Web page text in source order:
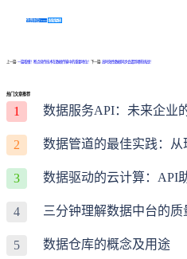
免费体验Demo 咨询方案
上一篇: 一篇看懂！断点续传技术在数据传输中的重要地位！ 下一篇: 高时效性数据同步会遇到哪些挑战！
热门文章推荐
1 数据服务API：未来企业
2 数据管道的最佳实践：
3 数据驱动的云计算：API
4 三分钟理解数据中台的质
5 数据仓库的概念及用途